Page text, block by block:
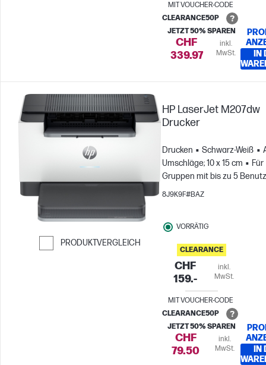
MIT VOUCHER-CODE
CLEARANCE50P
JETZT 50% SPAREN
CHF
339.97
inkl.
MwSt.
IN
PRODUKTVERGLEICH
HP LaserJet M207dw
Drucker
Drucken Schwarz-Weiß
Umschläge; 10 x 15 cm
Für
Gruppen mit bis zu 5
8J9K9F#BAZ
VORRÄTIG
CLEARANCE
CHF
159.-
inkl.
MwSt.
MIT VOUCHER-CODE
CLEARANCE50P
JETZT 50% SPAREN
CHF
79.50
inkl.
MwSt.
IN